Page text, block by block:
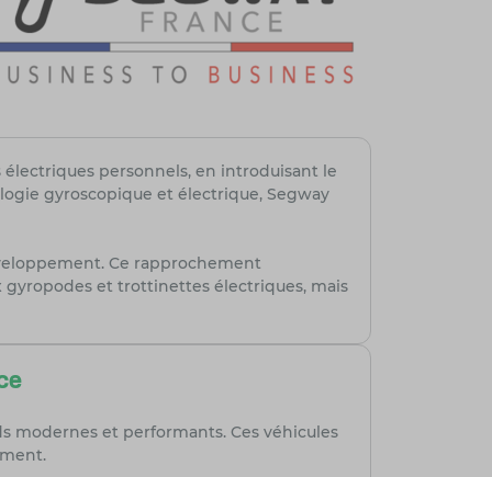
personnels, en introduisant le
gyroscopique et électrique, Segway
Ce rapprochement
gyropodes et trottinettes électriques, mais
modernes et performants. Ces véhicules